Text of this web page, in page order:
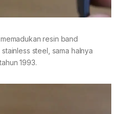
resin band
steel, sama halnya
1993.